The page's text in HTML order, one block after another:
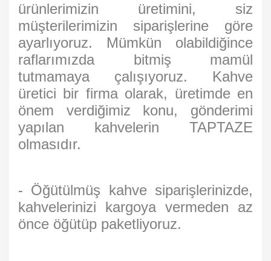
ürünlerimizin üretimini, siz
müşterilerimizin siparişlerine göre
ayarlıyoruz. Mümkün olabildiğince
raflarımızda bitmiş mamül
tutmamaya çalışıyoruz. Kahve
üretici bir firma olarak, üretimde en
önem verdiğimiz konu, gönderimi
yapılan kahvelerin TAPTAZE
olmasıdır.
- Öğütülmüş kahve siparişlerinizde,
kahvelerinizi kargoya vermeden az
önce öğütüp paketliyoruz.